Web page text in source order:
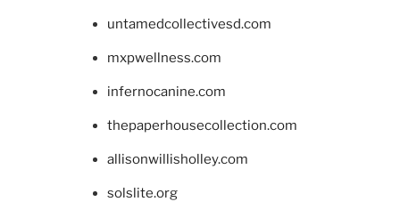
untamedcollectivesd.com
mxpwellness.com
infernocanine.com
thepaperhousecollection.com
allisonwillisholley.com
solslite.org